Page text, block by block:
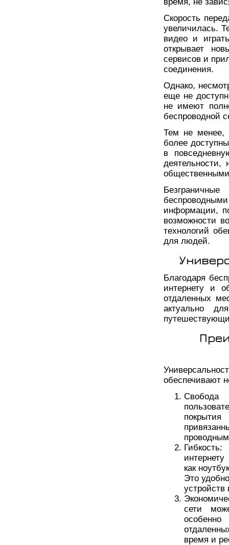
Скорость
увеличилась.
видео и
открывает
сервисов и
соединения.
Однако,
еще не
не имеют
беспроводной
Тем не менее,
более
в
деятельности,
информации,
возможности
технологий
для людей.
Благодаря
интернету и
отдаленных
актуально
обеспечивают
Свобода
как
Это
устройств
сети
время и